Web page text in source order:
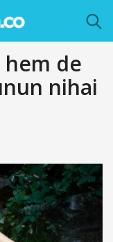
hem de
nihai